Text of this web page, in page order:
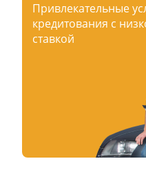
Привлекательные
кредитования с
ставкой